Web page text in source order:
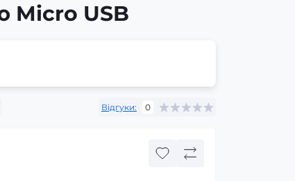
Micro USB
Відгуки: 0